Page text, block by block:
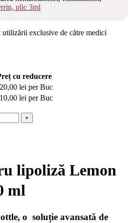
plic 3ml
utilizării exclusive de către medici
cu reducere
lei per Buc
lei per Buc
lipoliză Lemon
ml
o soluție avansată de